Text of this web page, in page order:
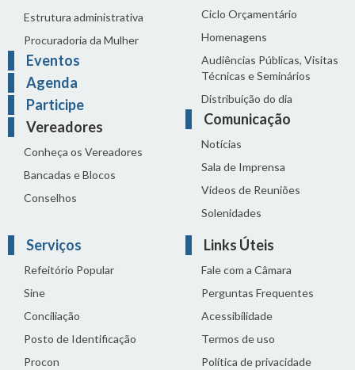
Estrutura administrativa
Procuradoria da Mulher
Eventos
Agenda
Participe
Vereadores
Conheça os Vereadores
Bancadas e Blocos
Conselhos
Ciclo Orçamentário
Homenagens
Audiências Públicas, Visitas
Técnicas e Seminários
Distribuição do dia
Comunicação
Notícias
Sala de Imprensa
Vídeos de Reuniões
Solenidades
Serviços
Refeitório Popular
Sine
Conciliação
Posto de Identificação
Procon
Links Úteis
Fale com a Câmara
Perguntas Frequentes
Acessibilidade
Termos de uso
Política de privacidade